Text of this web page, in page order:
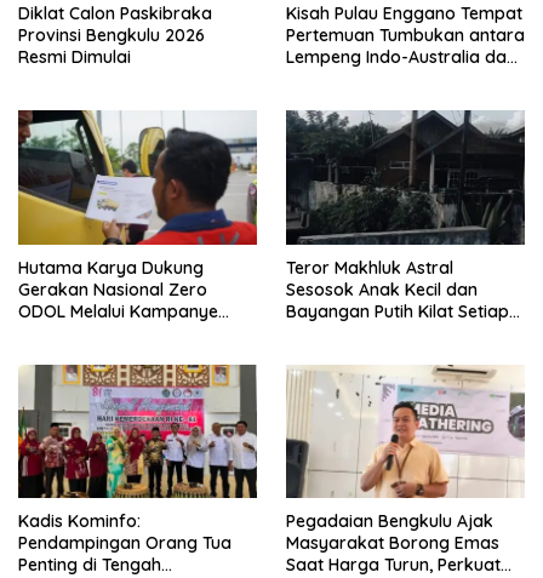
Diklat Calon Paskibraka
Provinsi Bengkulu 2026
Resmi Dimulai
Kisah Pulau Enggano Tempat
Pertemuan Tumbukan antara
Lempeng Indo-Australia dan
Terjadi Pelepasan Energi
Mendadak Potensi Gempa
8.4 SR dan Picu Tsunami 15
Meter
Hutama Karya Dukung
Gerakan Nasional Zero
ODOL Melalui Kampanye
Teror Makhluk Astral
Sesosok Anak Kecil dan
Bayangan Putih Kilat Setiap
Kadis Kominfo:
Pendampingan Orang Tua
Penting di Tengah
Pegadaian Bengkulu Ajak
Masyarakat Borong Emas
Saat Harga Turun, Perkuat